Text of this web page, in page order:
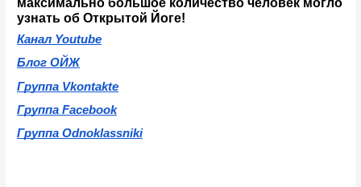
узнать об Открытой Йоге!
Канал Youtube
Блог ОЙЖ
Группа Vkontakte
Группа Facebook
Группа Odnoklassniki